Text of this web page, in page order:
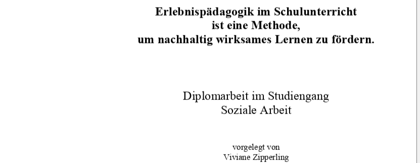
Erlebnispädagogik im Schulunterricht
ist eine Methode,
um nachhaltig wirksames Lernen zu fördern.
Diplomarbeit im Studiengang
Soziale Arbeit
vorgelegt von
Viviane Zipperling